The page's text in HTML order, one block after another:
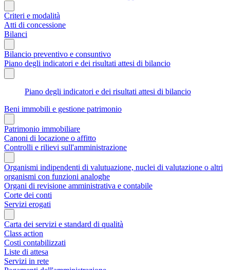
Criteri e modalità
Atti di concessione
Bilanci
Bilancio preventivo e consuntivo
Piano degli indicatori e dei risultati attesi di bilancio
Piano degli indicatori e dei risultati attesi di bilancio
Beni immobili e gestione patrimonio
Patrimonio immobiliare
Canoni di locazione o affitto
Controlli e rilievi sull'amministrazione
Organismi indipendenti di valutuazione, nuclei di valutazione o altri
organismi con funzioni analoghe
Organi di revisione amministrativa e contabile
Corte dei conti
Servizi erogati
Carta dei servizi e standard di qualità
Class action
Costi contabilizzati
Liste di attesa
Servizi in rete